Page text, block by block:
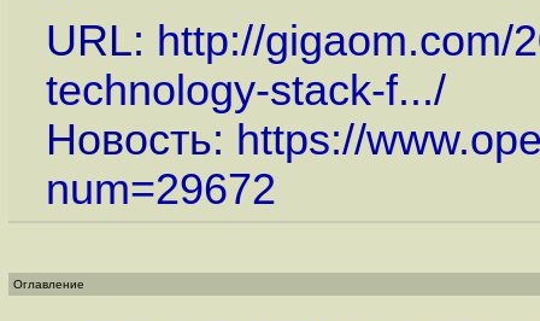
URL: http://gigaom.com/
technology-stack-f.../
Новость: https://
num=29672
Оглавление